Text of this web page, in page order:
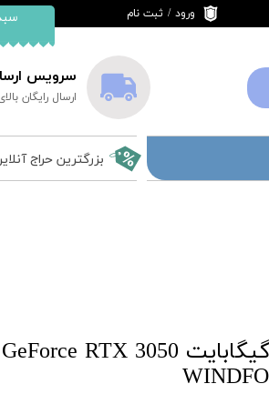
سرویس
ارسال رایگان بالای 500
ورود / ثبت نام
تغییر گذر واژه
سفارشات
خروج از حساب
بزرگترین حراج
کارت گرافیک گیگابایت GeForce RTX 3050